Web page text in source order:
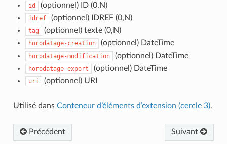
id (optionnel) ID (0,N)
idref (optionnel) IDREF (0,N)
tag (optionnel) texte (0,N)
horodatage-creation (optionnel) DateTime
horodatage-modification (optionnel) DateTime
horodatage-export (optionnel) DateTime
uri (optionnel) URI
Utilisé dans Conteneur d’éléments d’extension (cercle 3).
Précédent Suivant